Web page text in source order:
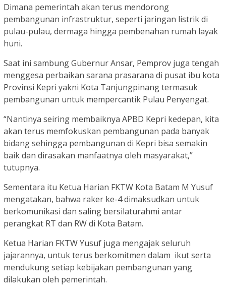
Dimana pemerintah akan terus mendorong
pembangunan infrastruktur, seperti jaringan listrik di
pulau-pulau, dermaga hingga pembenahan rumah layak
huni.
Saat ini sambung Gubernur Ansar, Pemprov juga tengah
menggesa perbaikan sarana prasarana di pusat ibu kota
Provinsi Kepri yakni Kota Tanjungpinang termasuk
pembangunan untuk mempercantik Pulau Penyengat.
“Nantinya seiring membaiknya APBD Kepri kedepan, kita
akan terus memfokuskan pembangunan pada banyak
bidang sehingga pembangunan di Kepri bisa semakin
baik dan dirasakan manfaatnya oleh masyarakat,”
tutupnya.
Sementara itu Ketua Harian FKTW Kota Batam M Yusuf
mengatakan, bahwa raker ke-4 dimaksudkan untuk
berkomunikasi dan saling bersilaturahmi antar
perangkat RT dan RW di Kota Batam.
Ketua Harian FKTW Yusuf juga mengajak seluruh
jajarannya, untuk terus berkomitmen dalam ikut serta
mendukung setiap kebijakan pembangunan yang
dilakukan oleh pemerintah.